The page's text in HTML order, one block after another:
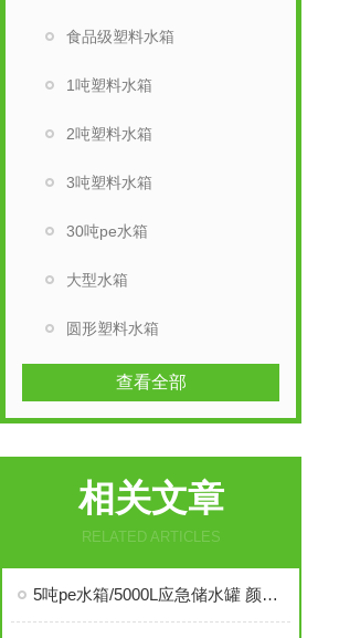
食品级塑料水箱
1吨塑料水箱
2吨塑料水箱
3吨塑料水箱
30吨pe水箱
大型水箱
圆形塑料水箱
查看全部
相关文章
RELATED ARTICLES
5吨pe水箱/5000L应急储水罐 颜色多种生活饮用水桶